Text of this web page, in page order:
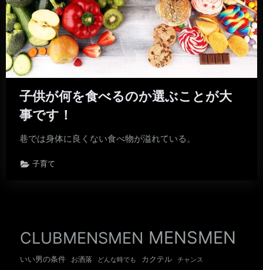
子供が何を食べるのか選ぶことが大
事です！
巷では身体に良くない食べ物が溢れている。
子育て
CLUBMENSMEN MENSMEN
いい男の条件 お洒落 どんな時でも カクテル チャンス